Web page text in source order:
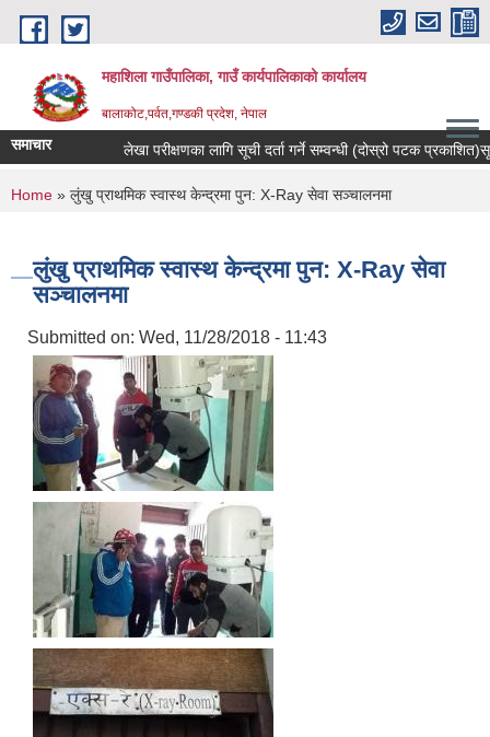
Skip to main content
महाशिला गाउँपालिका, गाउँ कार्यपालिकाको कार्यालय
बालाकोट,पर्वत,गण्डकी प्रदेश, नेपाल
समाचार लेखा परीक्षणका लागि सूची दर्ता गर्ने सम्वन्धी (दोस्रो पटक प्रकाशित)सूचना
You are here
Home » लुंखु प्राथमिक स्वास्थ केन्द्रमा पुन: X-Ray सेवा सञ्चालनमा
लुंखु प्राथमिक स्वास्थ केन्द्रमा पुन: X-Ray सेवा
सञ्चालनमा
Submitted on: Wed, 11/28/2018 - 11:43